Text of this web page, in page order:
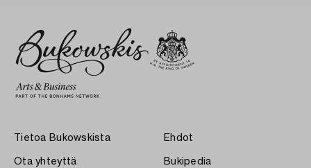
Tietoa Bukowskista
Ota yhteyttä
Ehdot
Bukipedia